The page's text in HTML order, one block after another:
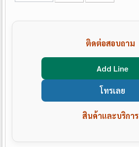
ติดต่อสอบถาม
Add Line
โทรเลย
สินค้าและบริการ